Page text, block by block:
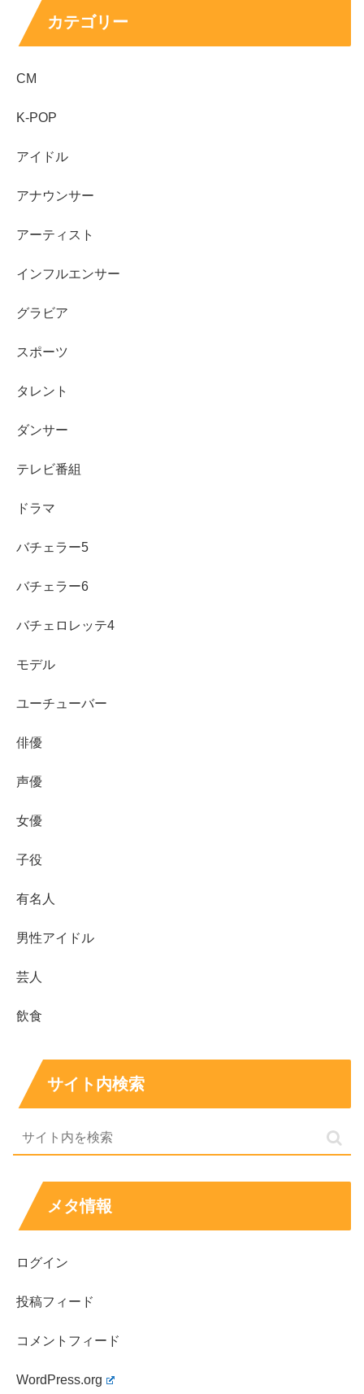
・埼玉県立浦和高等学校 卒業
・慶應義塾大学経済学部 卒業
ということで、
『埼玉県立浦和高等学校』の偏差値は74
さんは相当頭が良い
なり、大学でお笑いサークルに入り、
同じサークルに”真空ジェシカ”の川北さんや、”ストレッチ
ーズ”がいて、プロになる人もいたことからプロを目指す
大学時代に WCS（ワタナベコメディスクール）の17期生
1』で優勝した経歴
大学卒業後は、”ロメロ”というコンビで『マセキ芸能社』
その後”バーニーズ”というコンビを組むも2018年11月の解
ったということですね。
「M-1で決勝に行く」という夢は揺るがず、細田さんのネ
タを書く才能は松村さんも認められている
細田のプロフィール
カテゴリー
CM
K-POP
アイドル
アナウンサー
アーティスト
インフルエンサー
グラビア
スポーツ
タレント
ダンサー
テレビ番組
ドラマ
バチェラー5
バチェラー6
バチェロレッテ4
モデル
ユーチューバー
俳優
声優
女優
子役
有名人
男性アイドル
芸人
飲食
サイト内検索
メタ情報
ログイン
投稿フィード
コメントフィード
WordPress.org